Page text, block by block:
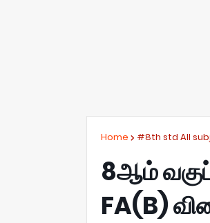
Home #8th std All
8ஆம்
FA(B)